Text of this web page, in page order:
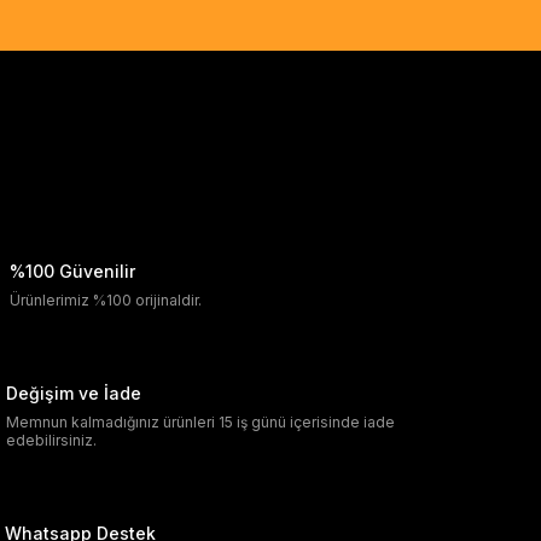
%100 Güvenilir
Ürünlerimiz %100 orijinaldir.
Değişim ve İade
Memnun kalmadığınız ürünleri 15 iş günü içerisinde iade
edebilirsiniz.
Whatsapp Destek